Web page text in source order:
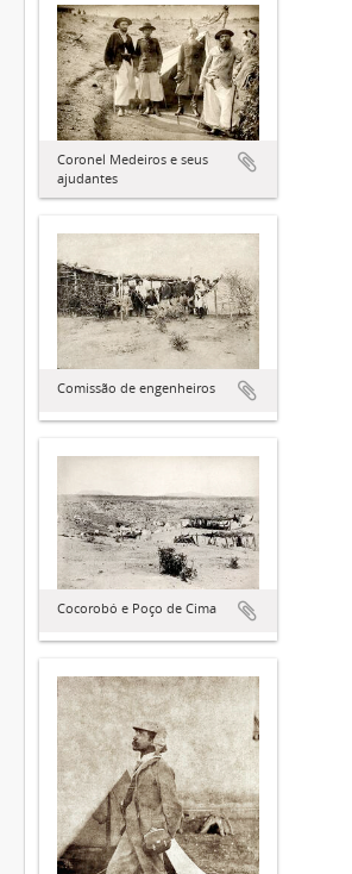
Coronel Medeiros e seus
ajudantes
Comissão de engenheiros
Cocorobó e Poço de Cima